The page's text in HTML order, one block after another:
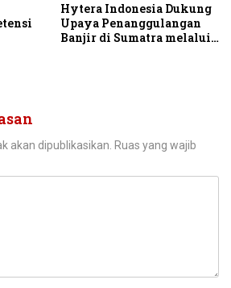
Hytera Indonesia Dukung
Upaya Penanggulangan
Banjir di Sumatra melalui
akan dipublikasikan. Ruas yang wajib